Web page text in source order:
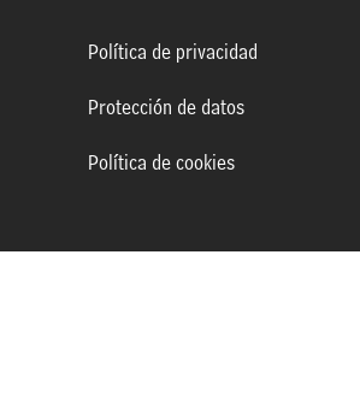
Política de privacidad
Protección de datos
Política de cookies